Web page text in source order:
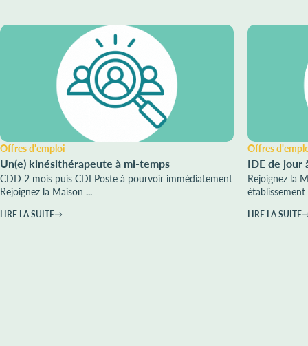
Offres d'emploi
Un(e) kinésithérapeute à mi-temps
CDD 2 mois puis CDI Poste à pourvoir immédiatement
Rejoignez la Maison ...
LIRE LA SUITE
Offres
IDE de jour
Rejoignez la
LIRE LA SUITE